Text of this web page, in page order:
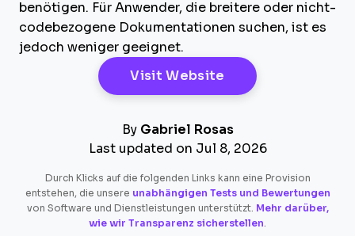
benötigen. Für Anwender, die breitere oder nicht-
codebezogene Dokumentationen suchen, ist es
jedoch weniger geeignet.
Visit Website Opens New
By Gabriel Rosas
Last updated on Jul 8, 2026
Durch Klicks auf die folgenden Links kann eine Provision
entstehen, die unsere unabhängigen Tests und Bewertungen
von Software und Dienstleistungen unterstützt. Mehr darüber,
wie wir Transparenz sicherstellen.